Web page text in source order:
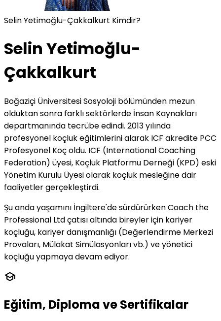
Selin Yetimoğlu-Çakkalkurt Kimdir?
Selin Yetimoğlu-
Çakkalkurt
Boğaziçi Üniversitesi Sosyoloji bölümünden mezun
olduktan sonra farklı sektörlerde İnsan Kaynakları
departmanında tecrübe edindi. 2013 yılında
profesyonel koçluk eğitimlerini alarak ICF akredite PCC
Profesyonel Koç oldu. ICF (International Coaching
Federation) üyesi, Koçluk Platformu Derneği (KPD) eski
Yönetim Kurulu Üyesi olarak koçluk mesleğine dair
faaliyetler gerçekleştirdi.
Şu anda yaşamını İngiltere'de sürdürürken Coach the
Professional Ltd çatısı altında bireyler için kariyer
koçluğu, kariyer danışmanlığı (Değerlendirme Merkezi
Provaları, Mülakat Simülasyonları vb.) ve yönetici
koçluğu yapmaya devam ediyor.
school
Eğitim, Diploma ve Sertifikalar